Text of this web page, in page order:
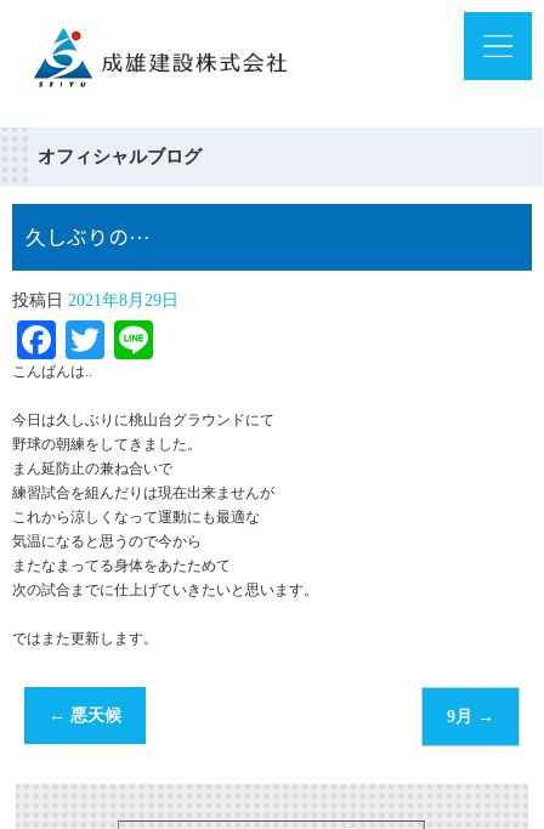
オフィシャルブログ
久しぶりの…
投稿日 2021年8月29日
Facebook
Twitter
こんばんは..
今日は久しぶりに桃山台グラウンドにて
野球の朝練をしてきました。
まん延防止の兼ね合いで
練習試合を組んだりは現在出来ませんが
これから涼しくなって運動にも最適な
気温になると思うので今から
またなまってる身体をあたためて
次の試合までに仕上げていきたいと思います。
ではまた更新します。
← 悪天候 9月 →